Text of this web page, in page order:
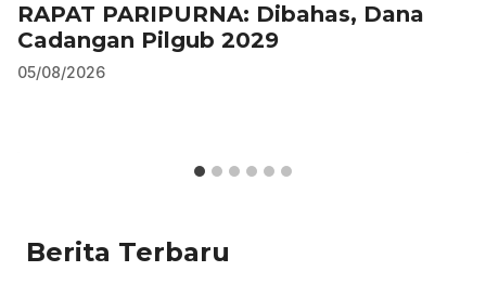
RAPAT PARIPURNA: Dibahas, Dana
Cadangan Pilgub 2029
05/08/2026
Berita Terbaru